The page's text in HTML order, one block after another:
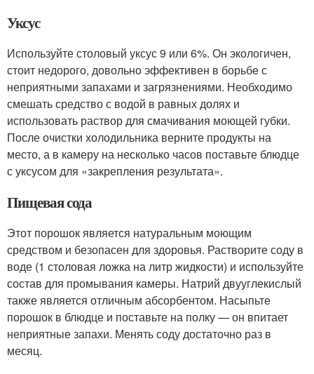
Уксус
Используйте столовый уксус 9 или 6%. Он экологичен,
стоит недорого, довольно эффективен в борьбе с
неприятными запахами и загрязнениями. Необходимо
смешать средство с водой в равных долях и
использовать раствор для смачивания моющей губки.
После очистки холодильника верните продукты на
место, а в камеру на несколько часов поставьте блюдце
с уксусом для «закрепления результата».
Пищевая сода
Этот порошок является натуральным моющим
средством и безопасен для здоровья. Растворите соду в
воде (1 столовая ложка на литр жидкости) и используйте
состав для промывания камеры. Натрий двууглекислый
также является отличным абсорбентом. Насыпьте
порошок в блюдце и поставьте на полку — он впитает
неприятные запахи. Менять соду достаточно раз в
месяц.